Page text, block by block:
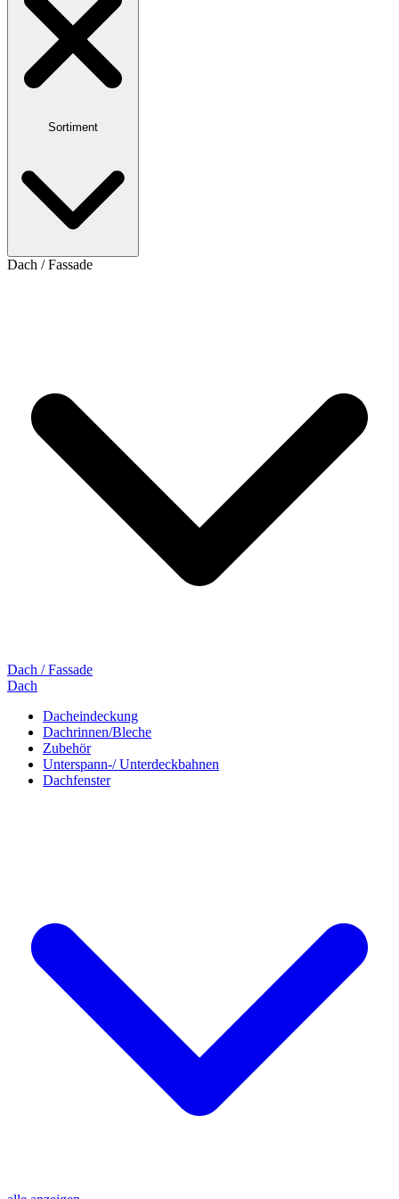
Sortiment
Dach / Fassade
Dach / Fassade
Dach
Dacheindeckung
Dachrinnen/Bleche
Zubehör
Unterspann-/ Unterdeckbahnen
Dachfenster